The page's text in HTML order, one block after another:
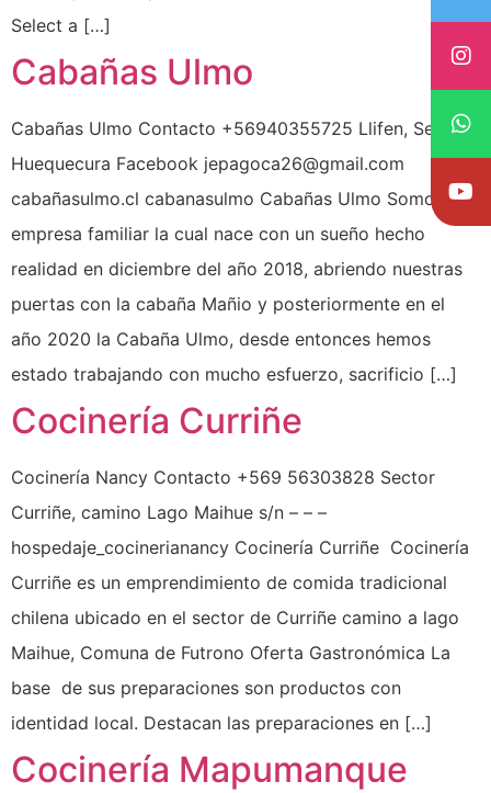
Select a […]
Cabañas Ulmo
Cabañas Ulmo Contacto +56940355725 Llifen, Sector
Huequecura Facebook jepagoca26@gmail.com
cabañasulmo.cl cabanasulmo Cabañas Ulmo Somos una
empresa familiar la cual nace con un sueño hecho
realidad en diciembre del año 2018, abriendo nuestras
puertas con la cabaña Mañio y posteriormente en el
año 2020 la Cabaña Ulmo, desde entonces hemos
estado trabajando con mucho esfuerzo, sacrificio […]
Cocinería Curriñe
Cocinería Nancy Contacto +569 56303828 Sector
Curriñe, camino Lago Maihue s/n – – –
hospedaje_cocinerianancy Cocinería Curriñe Cocinería
Curriñe es un emprendimiento de comida tradicional
chilena ubicado en el sector de Curriñe camino a lago
Maihue, Comuna de Futrono Oferta Gastronómica La
base de sus preparaciones son productos con
identidad local. Destacan las preparaciones en […]
Cocinería Mapumanque